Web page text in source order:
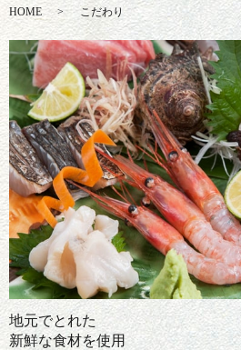
HOME こだわり
地元でとれた
新鮮な食材を使用